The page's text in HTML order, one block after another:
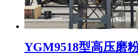
YGM9518型高压磨